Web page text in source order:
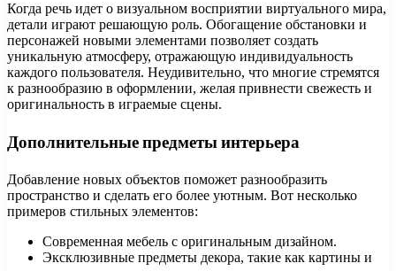
Когда речь идет о визуальном восприятии виртуального мира,
детали играют решающую роль. Обогащение обстановки и
персонажей новыми элементами позволяет создать
уникальную атмосферу, отражающую индивидуальность
каждого пользователя. Неудивительно, что многие стремятся
к разнообразию в оформлении, желая привнести свежесть и
оригинальность в играемые сцены.
Дополнительные предметы интерьера
Добавление новых объектов поможет разнообразить
пространство и сделать его более уютным. Вот несколько
примеров стильных элементов:
Современная мебель с оригинальным дизайном.
Эксклюзивные предметы декора, такие как картины и